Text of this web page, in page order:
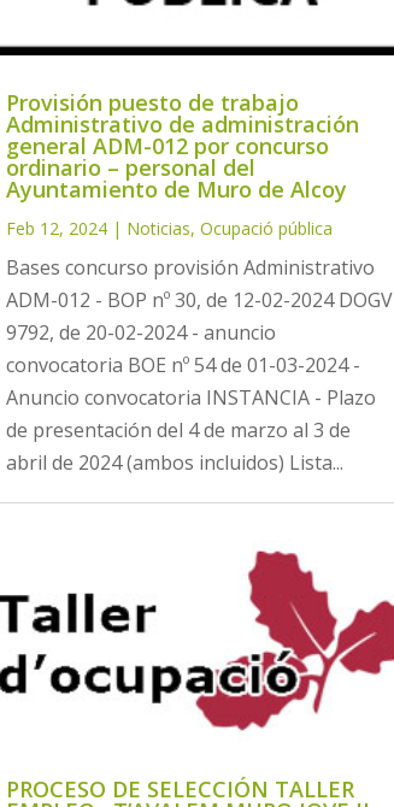
Provisión puesto de trabajo
Administrativo de administración
general ADM-012 por concurso
ordinario – personal del
Ayuntamiento de Muro de Alcoy
Feb 12, 2024| Noticias, Ocupació pública
Bases concurso provisión Administrativo
ADM-012 - BOP nº 30, de 12-02-2024 DOGV
9792, de 20-02-2024 - anuncio
convocatoria BOE nº 54 de 01-03-2024 -
Anuncio convocatoria INSTANCIA - Plazo
de presentación del 4 de marzo al 3 de
abril de 2024 (ambos incluidos) Lista...
PROCESO DE SELECCIÓN TALLER